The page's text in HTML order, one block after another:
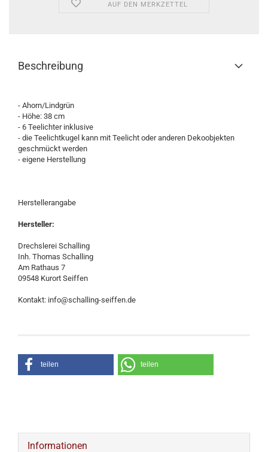
AUF DEN MERKZETTEL
Beschreibung
- Ahorn/Lindgrün
- Höhe: 38 cm
- 6 Teelichter inklusive
- die Teelichtkugel kann mit Teelicht oder anderen Dekoobjekten
geschmückt werden
- eigene Herstellung
Herstellerangabe
Hersteller:
Drechslerei Schalling
Inh. Thomas Schalling
Am Rathaus 7
09548 Kurort Seiffen
Kontakt: info@schalling-seiffen.de
teilen teilen
Informationen